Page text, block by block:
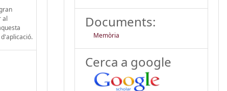
al
Documents:
Memòria
Cerca a google